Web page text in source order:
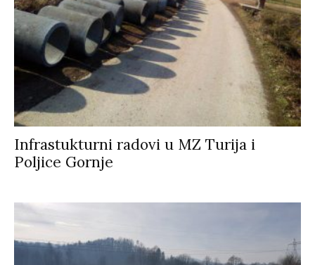
Infrastukturni radovi u MZ Turija i
Poljice Gornje